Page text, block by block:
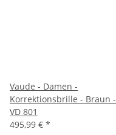
Vaude - Damen -
Korrektionsbrille - Braun -
VD 801
495,99 € *